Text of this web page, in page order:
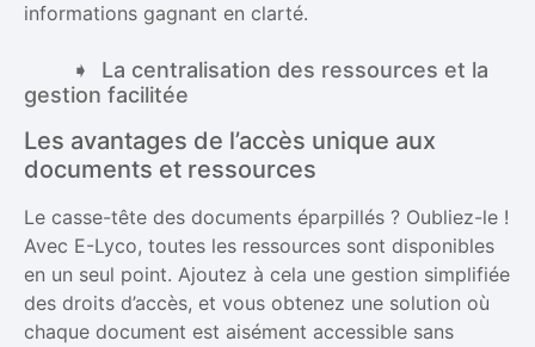
informations gagnant en clarté.
La centralisation des ressources et la
gestion facilitée
Les avantages de l’accès unique aux
documents et ressources
Le casse-tête des documents éparpillés ? Oubliez-le !
Avec E-Lyco, toutes les ressources sont disponibles
en un seul point. Ajoutez à cela une gestion simplifiée
des droits d’accès, et vous obtenez une solution où
chaque document est aisément accessible sans